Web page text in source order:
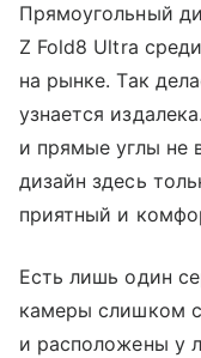
Прямоугольный
Z Fold8 Ultra
на рынке. Так
узнается
и прямые углы не
дизайн здесь
приятный и
Есть лишь один
камеры слишком
и расположены у